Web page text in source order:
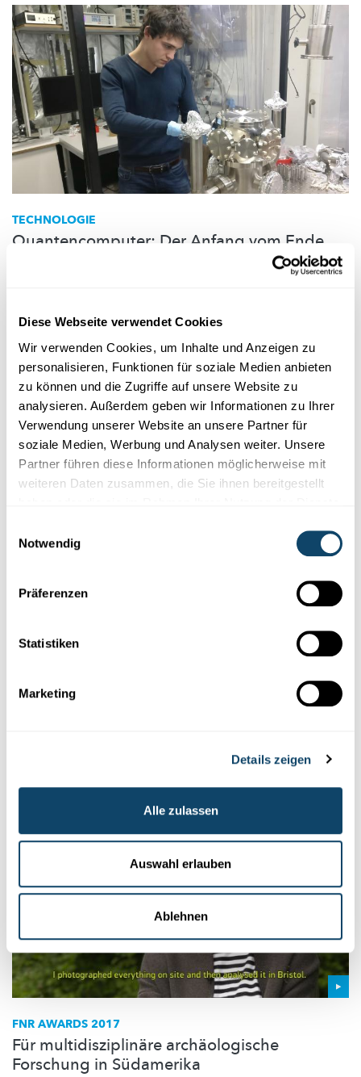
Diese Webseite verwendet Cookies
Wir verwenden Cookies, um Inhalte und Anzeigen zu
personalisieren, Funktionen für soziale Medien anbieten
zu können und die Zugriffe auf unsere Website zu
analysieren. Außerdem geben wir Informationen zu Ihrer
Verwendung unserer Website an unsere Partner für
soziale Medien, Werbung und Analysen weiter. Unsere
Partner führen diese Informationen möglicherweise mit
weiteren Daten zusammen, die Sie ihnen bereitgestellt
Notwendig
Präferenzen
Statistiken
Marketing
Details zeigen
Alle zulassen
Auswahl erlauben
Ablehnen
TECHNOLOGIE
Quantencomputer: Der Anfang vom Ende
forschende Luxemburger Foni Raphaël Lebrun.
FNR
Wie die Änderung politischer Verhältnisse
den Umgang mit den Werken des
Als einer der bedeutendsten Dichter überhaupt beschäftigt
FNR AWARDS 2017
Für multidisziplinäre archäologische
Forschung in Südamerika